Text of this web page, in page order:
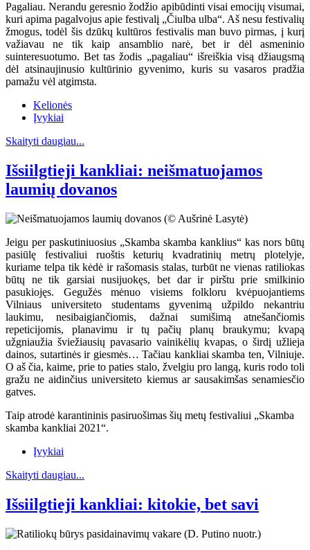
Pagaliau. Nerandu geresnio žodžio apibūdinti visai emocijų visumai,
kuri apima pagalvojus apie festivalį „Čiulba ulba“. Aš nesu festivalių
žmogus, todėl šis dzūkų kultūros festivalis man buvo pirmas, į kurį
važiavau ne tik kaip ansamblio narė, bet ir dėl asmeninio
suinteresuotumo. Bet tas žodis „pagaliau“ išreiškia visą džiaugsmą
dėl atsinaujinusio kultūrinio gyvenimo, kuris su vasaros pradžia
pamažu vėl atgimsta.
Kelionės
Įvykiai
Skaityti daugiau...
Išsiilgtieji kankliai: neišmatuojamos
laumių dovanos
Jeigu per paskutiniuosius „Skamba skamba kanklius“ kas nors būtų
pasiūlę festivaliui ruoštis keturių kvadratinių metrų plotelyje,
kuriame telpa tik kėdė ir rašomasis stalas, turbūt ne vienas ratiliokas
būtų ne tik garsiai nusijuokęs, bet dar ir pirštu prie smilkinio
pasukiojęs. Gegužės mėnuo visiems folkloru kvėpuojantiems
Vilniaus universiteto studentams gyvenimą užpildo nekantriu
laukimu, nesibaigiančiomis, dažnai sumišimą atnešančiomis
repeticijomis, planavimu ir tų pačių planų braukymu; kvapą
užgniaužia šviežiausių pavasario vainikėlių kvapas, o širdį užlieja
dainos, sutartinės ir giesmės… Tačiau kankliai skamba ten, Vilniuje.
O aš čia, kaime, prie to paties stalo, žvelgiu pro langą, kuris rodo toli
gražu ne aidinčius universiteto kiemus ar sausakimšas senamiesčio
gatves.
Taip atrodė karantininis pasiruošimas šių metų festivaliui „Skamba
skamba kankliai 2021“.
Įvykiai
Skaityti daugiau...
Išsiilgtieji kankliai: kitokie, bet savi